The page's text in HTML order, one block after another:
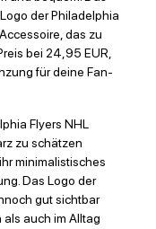
der Philadelphia
das zu
bei 24,95 EUR,
für deine Fan-
Flyers NHL
zu schätzen
minimalistisches
Das Logo der
gut sichtbar
auch im Alltag